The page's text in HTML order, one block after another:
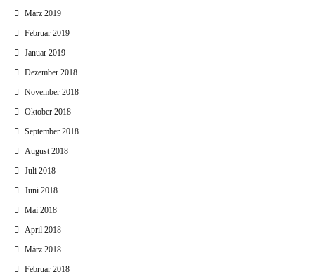
März 2019
Februar 2019
Januar 2019
Dezember 2018
November 2018
Oktober 2018
September 2018
August 2018
Juli 2018
Juni 2018
Mai 2018
April 2018
März 2018
Februar 2018